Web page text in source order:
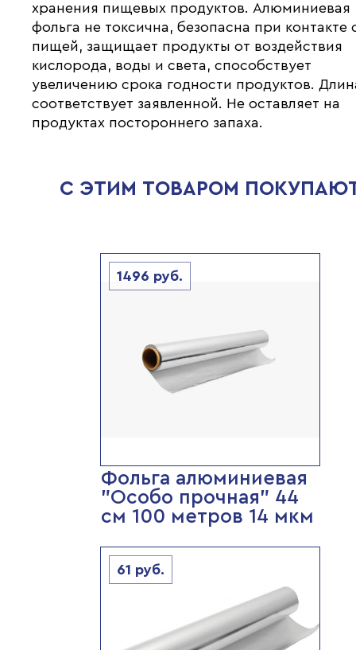
хранения пищевых продуктов. Алюминиевая
фольга не токсична, безопасна при контакте
пищей, защищает продукты от воздействия
кислорода, воды и света, способствует
увеличению срока годности продуктов.
соответствует заявленной. Не оставляет на
продуктах постороннего запаха.
С ЭТИМ ТОВАРОМ
1496 руб.
Фольга алюминиевая
"Особо прочная" 44
см 100 метров 14 мкм
61 руб.